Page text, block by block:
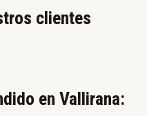
clientes
en Vallirana:​